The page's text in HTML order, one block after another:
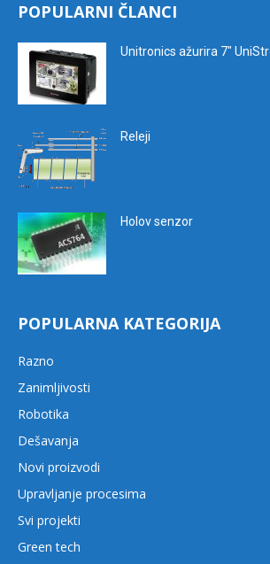
POPULARNI ČLANCI
Unitronics ažurira 7″
Releji
Holov senzor
POPULARNA KATEGORIJA
Razno
Zanimljivosti
Robotika
Dešavanja
Novi proizvodi
Upravljanje procesima
Svi projekti
Green tech